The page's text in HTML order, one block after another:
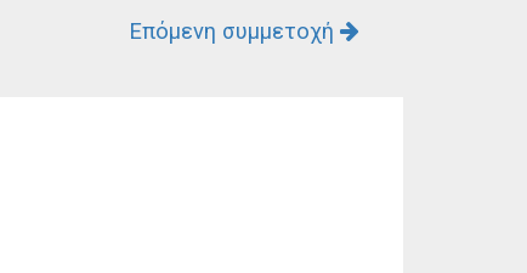
Επόμενη συμμετοχή